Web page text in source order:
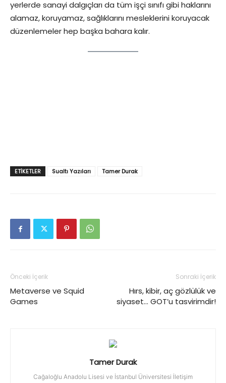
yerlerde sanayi dalgıçları da tüm işçi sınıfı gibi haklarını
alamaz, koruyamaz, sağlıklarını mesleklerini koruyacak
düzenlemeler hep başka bahara kalır.
ETIKETLER Sualtı Yazıları Tamer Durak
Önceki İçerik
Metaverse ve Squid
Games
Sonraki İçerik
Hırs, kibir, aç gözlülük ve
siyaset… GOT’u tasvirimdir!
Tamer Durak
Cağaloğlu Anadolu Lisesi ve İstanbul Üniversitesi İletişim